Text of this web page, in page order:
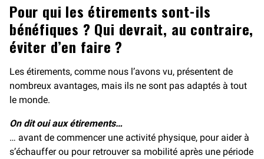
Pour qui les étirements sont-ils
bénéfiques ? Qui devrait, au contraire,
éviter d’en faire ?
Les étirements, comme nous l’avons vu, présentent de
nombreux avantages, mais ils ne sont pas adaptés à tout
le monde.
On dit oui aux étirements…
… avant de commencer une activité physique, pour aider à
s’échauffer ou pour retrouver sa mobilité après une période